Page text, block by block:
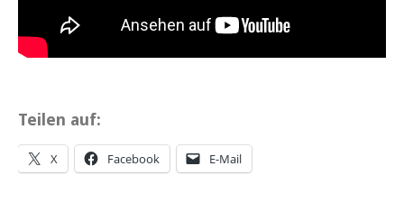
Teilen auf:
X Facebook E-Mail